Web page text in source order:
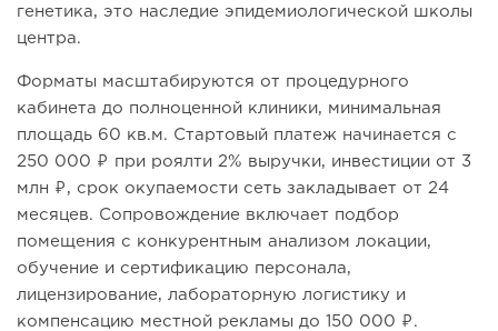
генетика, это наследие эпидемиологической школы
центра.
Форматы масштабируются от процедурного
кабинета до полноценной клиники, минимальная
площадь 60 кв.м. Стартовый платеж начинается с
250 000 ₽ при роялти 2% выручки, инвестиции от 3
млн ₽, срок окупаемости сеть закладывает от 24
месяцев. Сопровождение включает подбор
помещения с конкурентным анализом локации,
обучение и сертификацию персонала,
лицензирование, лабораторную логистику и
компенсацию местной рекламы до 150 000 ₽.